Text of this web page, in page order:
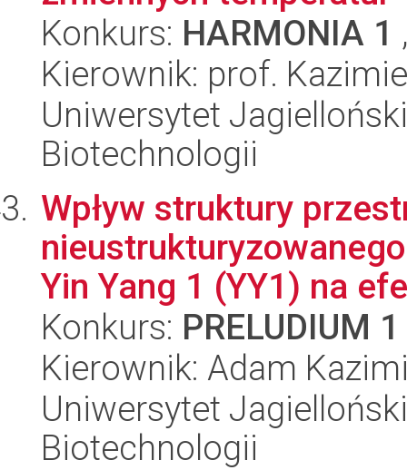
Konkurs: HARMONIA 1
Kierownik: prof.
Uniwersytet
Biotechnologii
Wpływ struktury
Yin Yang 1 (YY1) na
Konkurs: PRELUDIUM 1
Kierownik: Adam
Uniwersytet
Biotechnologii